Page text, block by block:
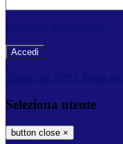
-
Seleziona utente
button close ×